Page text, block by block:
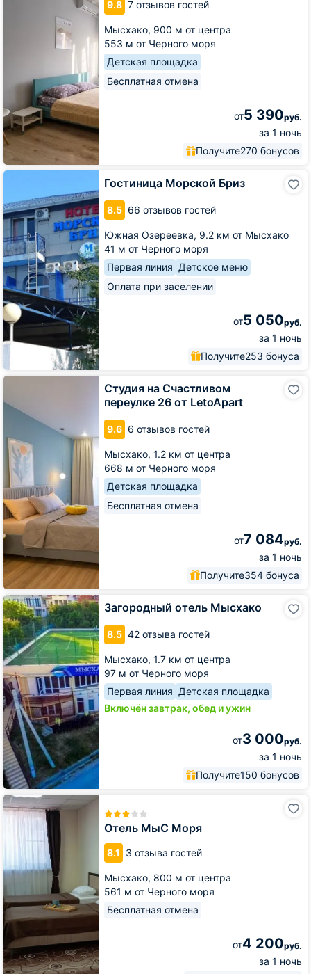
9.8 7 отзывов гостей
Мысхако, 900 м от центра
553 м от Черного моря
Детская площадка
Бесплатная отмена
от5 390руб.
за 1 ночь
Получите270 бонусов
Гостиница Морской Бриз
8.5 66 отзывов гостей
Южная Озереевка, 9.2 км от Мысхако
41 м от Черного моря
Первая линия Детское меню
Оплата при заселении
от5 050руб.
за 1 ночь
Получите253 бонуса
Гостиница
Бриз
Студия на Счастливом
переулке 26 от LetoApart
9.6 6 отзывов гостей
Мысхако, 1.2 км от центра
668 м от Черного моря
Детская площадка
Бесплатная отмена
от7 084руб.
за 1 ночь
Получите354 бонуса
Студия
Счастливом
переулке
от
LetoApart
Загородный отель Мысхако
8.5 42 отзыва гостей
Мысхако, 1.7 км от центра
97 м от Черного моря
Первая линия Детская площадка
Включён завтрак, обед и ужин
от3 000руб.
за 1 ночь
Получите150 бонусов
Загородный
отель
Мысхако
Отель МыС Моря
8.1 3 отзыва гостей
Мысхако, 800 м от центра
561 м от Черного моря
Бесплатная отмена
от4 200руб.
за 1 ночь
Отель
МыС